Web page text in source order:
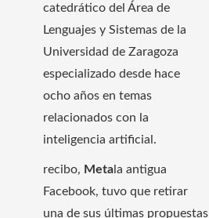
catedrático del Área de
Lenguajes y Sistemas de la
Universidad de Zaragoza
especializado desde hace
ocho años en temas
relacionados con la
inteligencia artificial.
recibo, Meta la antigua
Facebook, tuvo que retirar
una de sus últimas propuestas